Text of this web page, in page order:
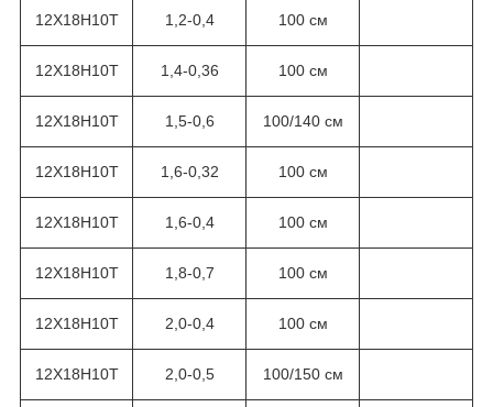
12Х18Н10Т 1,2-0,4 100 см
12Х18Н10Т 1,4-0,36 100 см
12Х18Н10Т 1,5-0,6 100/140 см
12Х18Н10Т 1,6-0,32 100 см
12Х18Н10Т 1,6-0,4 100 см
12Х18Н10Т 1,8-0,7 100 см
12Х18Н10Т 2,0-0,4 100 см
12Х18Н10Т 2,0-0,5 100/150 см